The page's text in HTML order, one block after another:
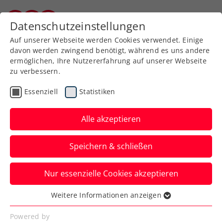
Aktuelle News
News filtern
Datenschutzeinstellungen
Auf unserer Webseite werden Cookies verwendet. Einige
davon werden zwingend benötigt, während es uns andere
ermöglichen, Ihre Nutzererfahrung auf unserer Webseite
zu verbessern.
Essenziell Statistiken
Alle akzeptieren
Speichern & schließen
Nur essenzielle Cookies akzeptieren
Essenziell
Essenzielle Cookies werden für grundlegende
Weitere Informationen anzeigen
Powered by